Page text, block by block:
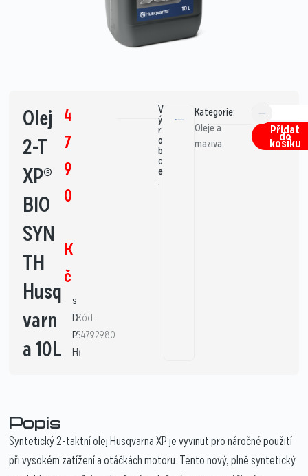
Olej
2-T
XP®
BIO
SYN
TH
Husq
varn
a 10L
4
7
9
0
K
č
s
D
P
H
Kód:
54792980
4
V
ý
r
o
b
c
e
:
Kategorie:
Oleje a
maziva
Přidat
do
košíku
Popis
Syntetický 2-taktní olej Husqvarna XP je vyvinut pro náročné použití
při vysokém zatížení a otáčkách motoru. Tento nový, plně syntetický